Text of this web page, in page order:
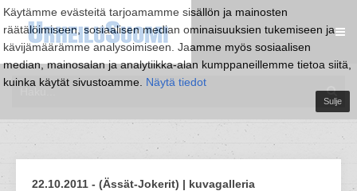
Käytämme evästeitä tarjoamamme sisällön ja mainosten
räätälöimiseen, sosiaalisen median ominaisuuksien tukemiseen ja
kävijämäärämme analysoimiseen. Jaamme myös sosiaalisen
median, mainosalan ja analytiikka-alan kumppaneillemme tietoa siitä,
kuinka käytät sivustoamme. Näytä tiedot
Sulje
22.10.2011 - (Ässät-Jokerit) | kuvagalleria